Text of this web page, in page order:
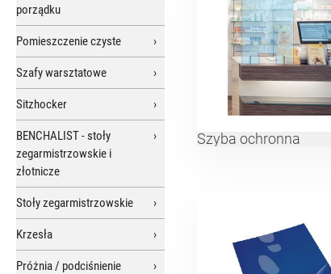
porządku
Pomieszczenie czyste
Szafy warsztatowe
Sitzhocker
BENCHALIST - stoły
zegarmistrzowskie i
złotnicze
Stoły zegarmistrzowskie
Krzesła
Próżnia / podciśnienie
Szyba ochronna